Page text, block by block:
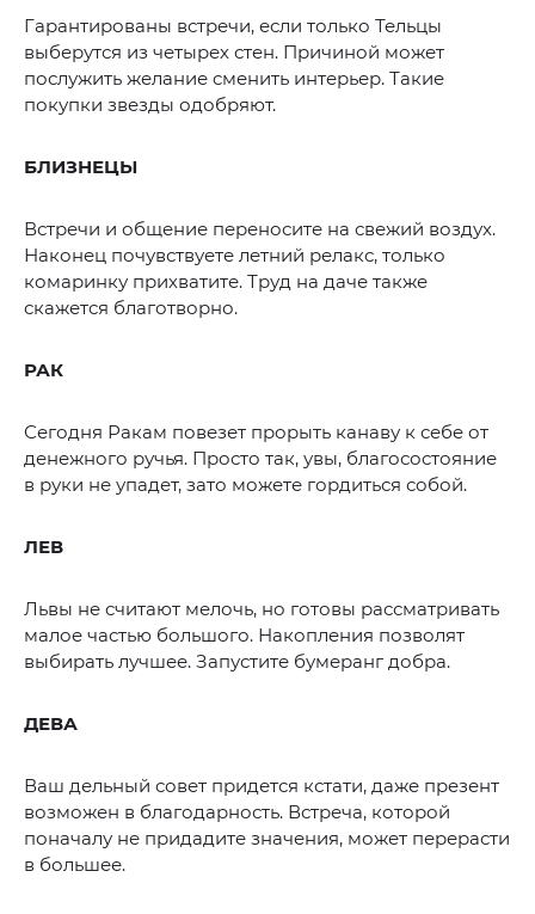
Гарантированы встречи, если только Тельцы
выберутся из четырех стен. Причиной может
послужить желание сменить интерьер. Такие
покупки звезды одобряют.
БЛИЗНЕЦЫ
Встречи и общение переносите на свежий воздух.
Наконец почувствуете летний релакс, только
комаринку прихватите. Труд на даче также
скажется благотворно.
РАК
Сегодня Ракам повезет прорыть канаву к себе от
денежного ручья. Просто так, увы, благосостояние
в руки не упадет, зато можете гордиться собой.
ЛЕВ
Львы не считают мелочь, но готовы рассматривать
малое частью большого. Накопления позволят
выбирать лучшее. Запустите бумеранг добра.
ДЕВА
Ваш дельный совет придется кстати, даже презент
возможен в благодарность. Встреча, которой
поначалу не придадите значения, может перерасти
в большее.